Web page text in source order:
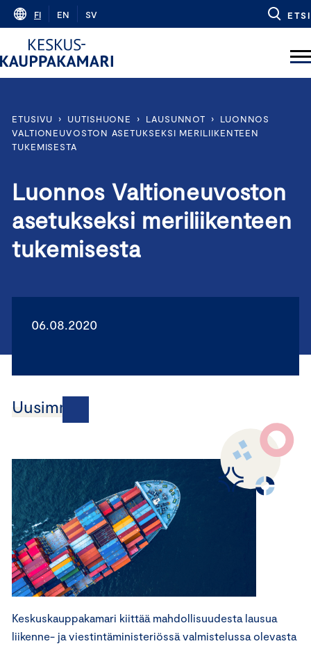
Skip
content
FI EN SV ETSI
ETUSIVU › UUTISHUONE › LAUSUNNOT ›
LUONNOS
VALTIONEUVOSTON ASETUKSEKSI MERILIIKENTEEN
TUKEMISESTA
Luonnos Valtioneuvoston
asetukseksi meriliikenteen
tukemisesta
06.08.2020
Uusimmat
Keskuskauppakamari kiittää mahdollisuudesta lausua
liikenne- ja viestintäministeriössä valmistelussa olevasta